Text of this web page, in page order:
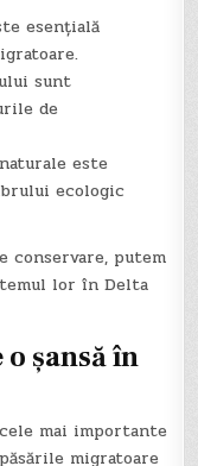
esențială
sunt
de
este
ecologic
putem
lor în Delta
șansă în
mai importante
migratoare